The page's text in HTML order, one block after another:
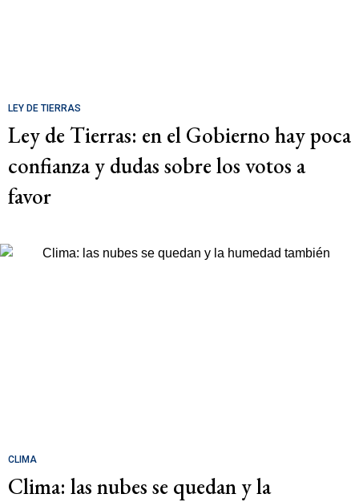
LEY DE TIERRAS
Ley de Tierras: en el Gobierno hay poca
confianza y dudas sobre los votos a
favor
CLIMA
Clima: las nubes se quedan y la